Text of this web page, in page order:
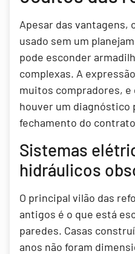
Apesar das vantagens,
usado sem um
pode esconder
complexas. A
muitos compradores, e
houver um diagnóstico
fechamento do
Sistemas
hidráulicos
O principal vilão das
antigos é o que está
paredes. Casas
anos não foram